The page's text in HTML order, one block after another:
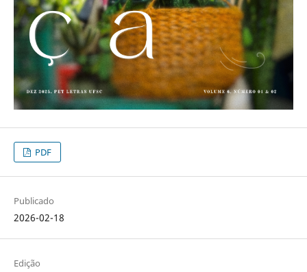
PDF
Publicado
2026-02-18
Edição